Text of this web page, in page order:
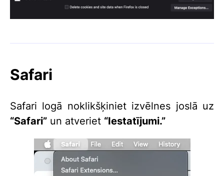
Safari
Safari logā noklikšķiniet izvēlnes joslā uz
“Safari” un atveriet “Iestatījumi.”